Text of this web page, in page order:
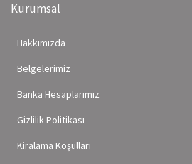
Kurumsal
Hakkımızda
Belgelerimiz
Banka Hesaplarımız
Gizlilik Politikası
Kiralama Koşulları